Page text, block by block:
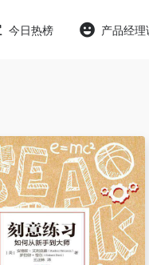
今日热榜 产品经理